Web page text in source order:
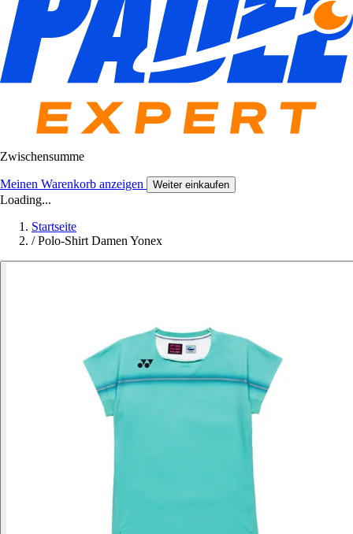
Zwischensumme
Meinen Warenkorb anzeigen Weiter einkaufen
Loading...
Startseite
/ Polo-Shirt Damen Yonex